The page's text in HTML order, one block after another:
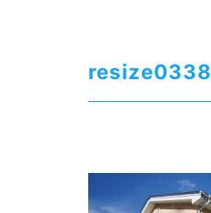
resize0338